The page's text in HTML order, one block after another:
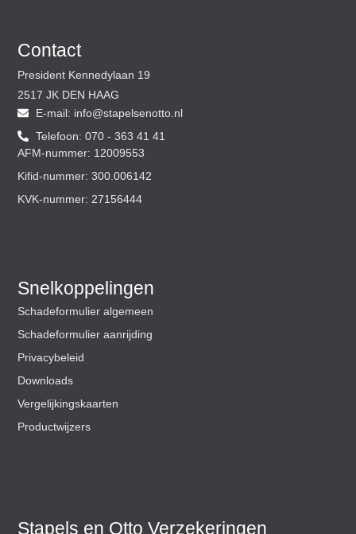
Stapels en Otto Verzekeringen
Contact
President Kennedylaan 19
2517 JK DEN HAAG
E-mail:
ln.ottoneslepats
@ofni
Telefoon: 070 - 363 41 41
AFM-nummer: 12009553
Kifid-nummer: 300.006142
KVK-nummer: 27156444
Snelkoppelingen
Schadeformulier algemeen
Schadeformulier aanrijding
Privacybeleid
Downloads
Vergelijkingskaarten
Productwijzers